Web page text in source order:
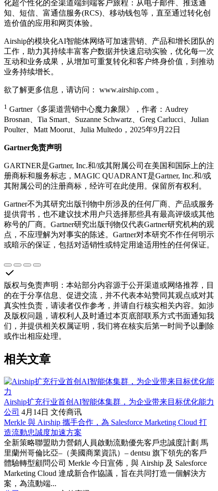
化超个性化的全渠道端到端客户旅程：从电子邮件、推送通
知、短信、富通信服务(RCS)、移动钱包等，直至通过转化创
造价值的应用和网页体验。
Airship的模块化AI智能体网络可加速营销、产品和增长团队的
工作，助力其持续丰富客户数据并快速启动实验，优化每一次
互动和业务成果，从增加可重复转化和客户终身价值，到推动
业务持续增长。
欲了解更多信息，请访问： www.airship.com 。
1 Gartner《多渠道营销中心魔力象限》，作者：Audrey
Brosnan、Tia Smart、Suzanne Schwartz、Greg Carlucci、Julian
Poulter、Matt Moorut、Julia Multedo，2025年9月22日
Gartner免责声明
GARTNER是Gartner, Inc.和/或其附属公司在美国和国际上的注
册商标和服务标志，MAGIC QUADRANT是Gartner, Inc.和/或
其附属公司的注册商标，经许可在此使用。保留所有权利。
Gartner不为其研究出版刊物中所涉及的任何厂商、产品或服务
提供背书，也不建议技术用户只选择那些具有最高评级或其他
称号的厂商。Gartner研究出版刊物仅代表Gartner研究机构的观
点，不应理解为对事实的陈述。Gartner对本研究不作任何明示
或暗示的保证，包括对适销性或特定用途适用性的任何保证。
版权与免责声明 ： 本站部分内容源于公开渠道或网络推荐，目
的在于分享信息、促进交流，并不代表本站赞同其观点或对其
真实性负责，请读者仅作参考，并请自行核实相关内容。如涉
及版权问题，请权利人及时通过本页底部联系方式书面通知我
们，并提供相关权属证明，我们将在核实后第一时间予以删除
或作出相应处理。
相关文章
Airship扩充行业首创AI智能体集群，为企业带来目标优化能力
公司 4月14日 文传商讯
Merkle 與 Airship 攜手合作，為 Salesforce Marketing Cloud 打
造流動忠誠度加速方案
全新策略聯盟助力營銷人員啟動流動優先客戶忠誠度計劃 馬
里蘭州哥倫比亞–（美國商業資訊）– dentsu 旗下領先的客戶
體驗轉型顧問公司 Merkle 今日宣佈，與 Airship 及 Salesforce
Marketing Cloud 達成新合作協議，旨在共同打造一個解決方
案，為流動端...